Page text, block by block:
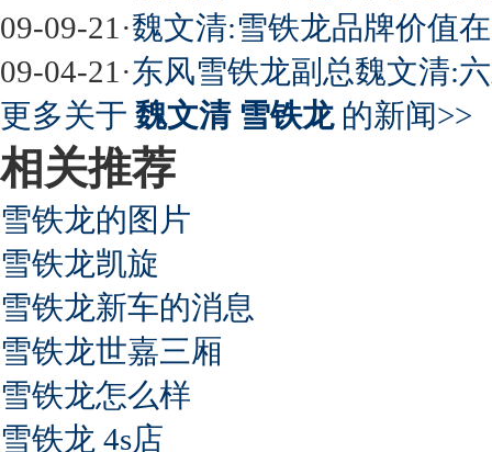
09-09-21 ·魏文清:雪铁龙品牌价值
09-04-21 ·东风雪铁龙副总魏文清:
更多关于 魏文清 雪铁龙的新闻>>
相关推荐
雪铁龙的图片
雪铁龙凯旋
雪铁龙新车的消息
雪铁龙世嘉三厢
雪铁龙怎么样
雪铁龙 4s店